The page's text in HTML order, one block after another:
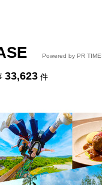
Powered by PR
33,623 件